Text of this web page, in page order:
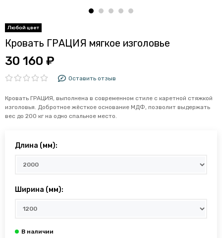
Кровать ГРАЦИЯ мягкое изголовье
30 160 ₽
Оставить отзыв
Кровать ГРАЦИЯ, выполнена в современном стиле с каретной стяжкой
изголовья. Добротное жёсткое основание МДФ, позволит выдержать
вес до 200 кг на одно спальное место.
Длина (мм):
Ширина (мм):